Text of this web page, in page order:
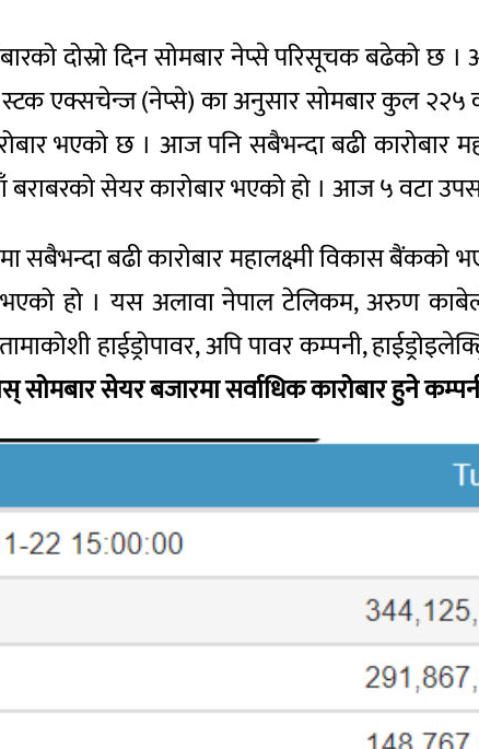
दोस्रो दिन सोमबार नेप्से परिसूचक
स्टक एक्सचेन्ज (नेप्से) का अनुसार सोमबार कुल २२५
भएको छ । आज पनि सबैभन्दा बढी
बराबरको सेयर कारोबार भएको हो । आज ५ वटा
सबैभन्दा बढी कारोबार महालक्ष्मी विकास
भएको हो । यस अलावा नेपाल टेलिकम, अरुण
तामाकोशी हाईड्रोपावर, अपि पावर कम्पनी,
सोमबार सेयर बजारमा सर्वाधिक कारोबार हुने